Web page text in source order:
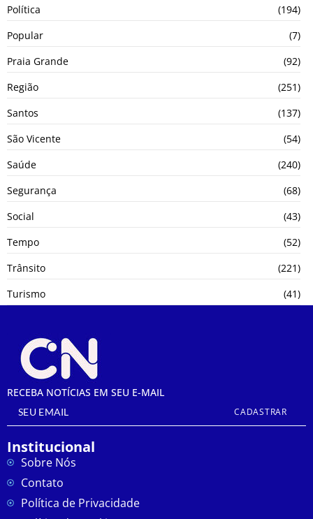
Política
(194)
Popular
(7)
Praia Grande
(92)
Região
(251)
Santos
(137)
São Vicente
(54)
Saúde
(240)
Segurança
(68)
Social
(43)
Tempo
(52)
Trânsito
(221)
Turismo
(41)
RECEBA NOTÍCIAS EM SEU E-MAIL
CADASTRAR
Institucional
Sobre Nós
Contato
Política de Privacidade